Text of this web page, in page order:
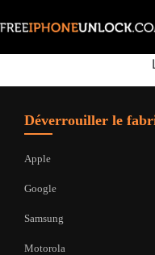
Déverrouiller le
Apple
Google
Samsung
Motorola